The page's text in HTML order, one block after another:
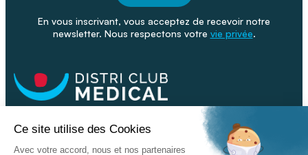
En vous inscrivant, vous acceptez de recevoir notre
newsletter. Nous respectons votre vie privée.